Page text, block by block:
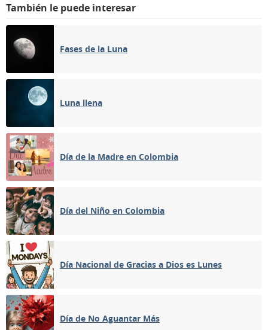
También le puede interesar
Fases de la Luna
Luna llena
Día de la Madre en Colombia
Día del Niño en Colombia
Día Nacional de Gracias a Dios es Lunes
Día de No Aguantar Más